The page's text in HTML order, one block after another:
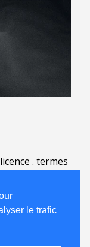
le trafic
. termes